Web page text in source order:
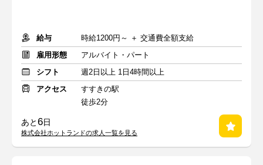
給与
時給1200円～ ＋ 交通費全額支給
雇用形態
アルバイト・パート
シフト
週2日以上 1日4時間以上
アクセス
すすきの駅
徒歩2分
あと6日
株式会社ホットランドの求人一覧を見る